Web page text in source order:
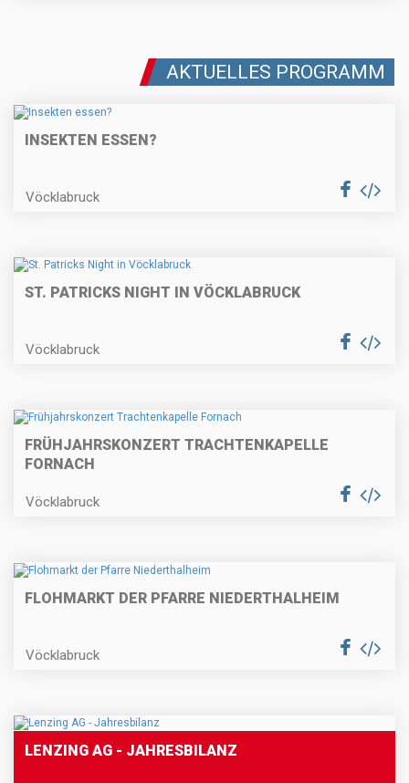
AKTUELLES PROGRAMM
INSEKTEN ESSEN?
Vöcklabruck
ST. PATRICKS NIGHT IN VÖCKLABRUCK
Vöcklabruck
FRÜHJAHRSKONZERT TRACHTENKAPELLE
FORNACH
Vöcklabruck
FLOHMARKT DER PFARRE NIEDERTHALHEIM
Vöcklabruck
LENZING AG - JAHRESBILANZ